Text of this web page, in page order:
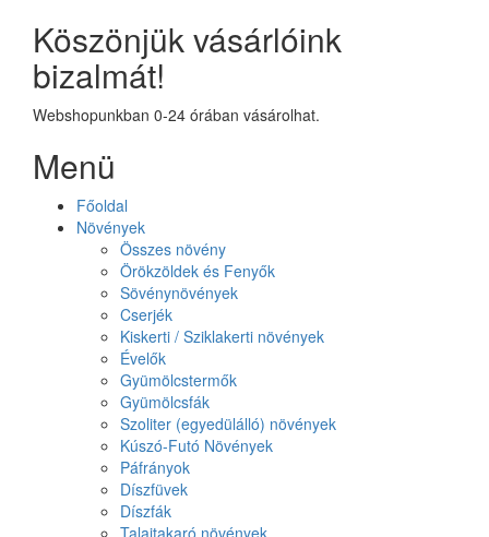
Köszönjük vásárlóink
bizalmát!
Webshopunkban 0-24 órában vásárolhat.
Menü
Főoldal
Növények
Összes növény
Örökzöldek és Fenyők
Sövénynövények
Cserjék
Kiskerti / Sziklakerti növények
Évelők
Gyümölcstermők
Gyümölcsfák
Szoliter (egyedülálló) növények
Kúszó-Futó Növények
Páfrányok
Díszfüvek
Díszfák
Talajtakaró növények